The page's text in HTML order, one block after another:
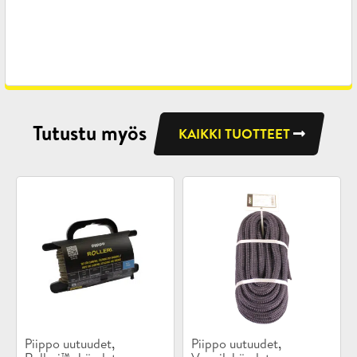
Tutustu myös KAIKKI TUOTTEET
Tuotekategoriat:
Piippo uutuudet, Tuotekategoriat:
Piippo uutuudet,